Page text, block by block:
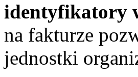
identyfikatory
na fakturze
jednostki